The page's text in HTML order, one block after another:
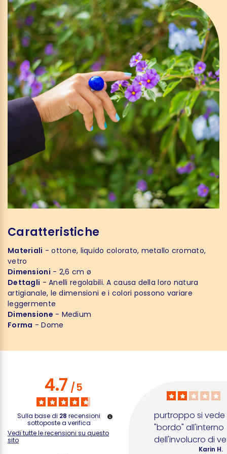
Caratteristiche
Materiali - ottone, liquido colorato, metallo cromato,
vetro
Dimensioni - 2,6 cm ø
Dettagli - Anelli regolabili. A causa della loro natura
artigianale, le dimensioni e i colori possono variare
leggermente
Dimensione - Medium
Forma - Dome
4.7/5
Sulla base di 28 recensioni
sottoposte a verifica
Vedi tutte le recensioni su questo
sito
purtroppo si vede
"bordo" all'interno
dell'involucro di
Karin H.